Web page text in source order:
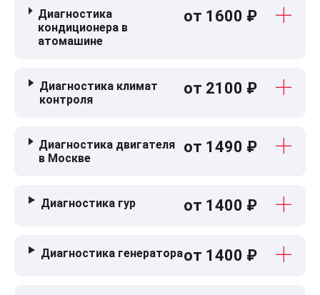
Диагностика
кондиционера в
атомашине
от 1600 ₽
Диагностика климат
контроля
от 2100 ₽
Диагностика двигателя
в Москве
от 1490 ₽
Диагностика гур от 1400 ₽
Диагностика генератораот 1400 ₽